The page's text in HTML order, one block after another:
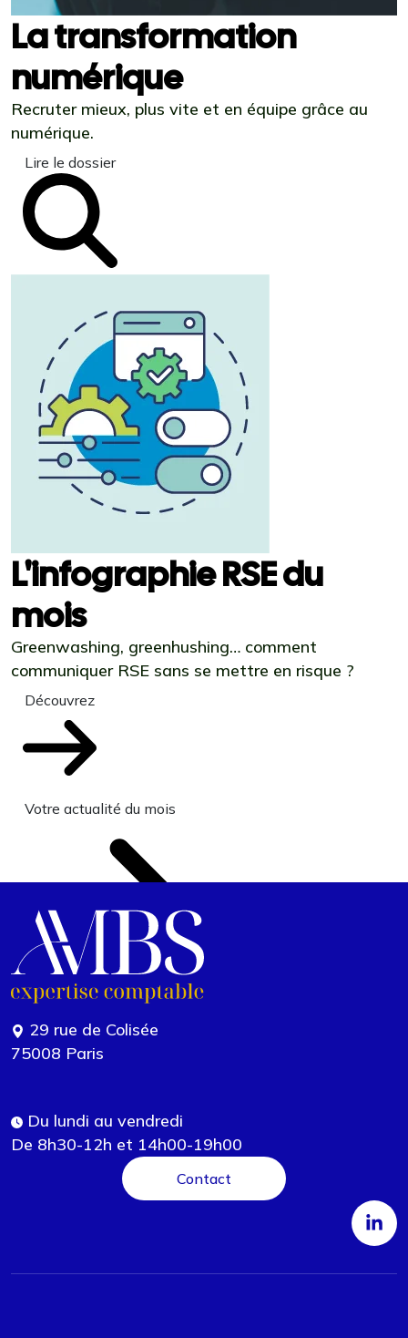
La transformation
numérique
Recruter mieux, plus vite et en équipe grâce au
numérique.
Lire le dossier
L'infographie RSE du
mois
Greenwashing, greenhushing… comment
communiquer RSE sans se mettre en risque ?
Découvrez
Votre actualité du mois
29 rue de Colisée
75008 Paris
Du lundi au vendredi
De 8h30-12h et 14h00-19h00
Contact